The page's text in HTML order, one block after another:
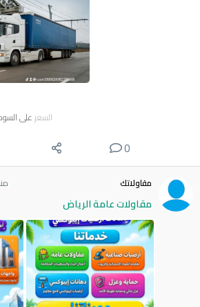
السعر على
0
مقاولاتك منذ
مقاولات عامة الرياض